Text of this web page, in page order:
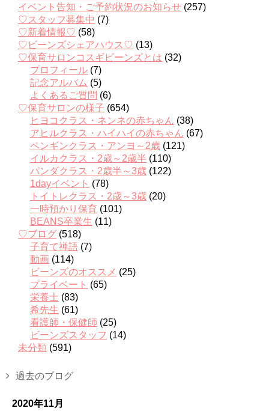
イベント告知・ご予約状況のお知らせ (257)
♡スタッフ募集中 (7)
♡新着情報♡ (58)
♡ビーンズシェアハウス♡ (13)
♡保育サロンコスギビーンズとは (32)
プロフィール (7)
記念アルバム (5)
よくあるご質問 (6)
♡保育サロンの様子 (654)
ヒヨコクラス・ネンネの赤ちゃん (38)
アヒルクラス・ハイハイの赤ちゃん (67)
ペンギンクラス・アンヨ～2歳 (121)
イルカクラス・2歳～2歳半 (110)
パンダクラス・2歳半～3歳 (122)
1dayイベント (78)
トイトレクラス・2歳～3歳 (20)
一時預かり保育 (101)
BEANS卒業生 (11)
♡ブログ (518)
子育て禅語 (7)
動画 (114)
ビーンズのオススメ (25)
プライベート (65)
栄養士 (83)
希先生 (61)
看護師・保健師 (25)
ビーンズスタッフ (14)
未分類 (591)
過去のブログ
2020年11月